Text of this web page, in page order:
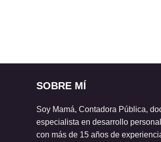
SOBRE MÍ
Soy Mamá, Contadora Pública,
especialista en desarrollo
con más de 15 años de